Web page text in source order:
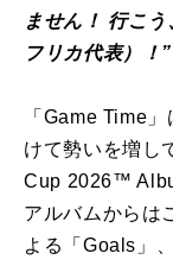
ません！ 行こ
フリカ代表）！”
「 Game Time 」
けて勢いを増し
Cup 2026™
アルバムからは
よる
「 Goals」